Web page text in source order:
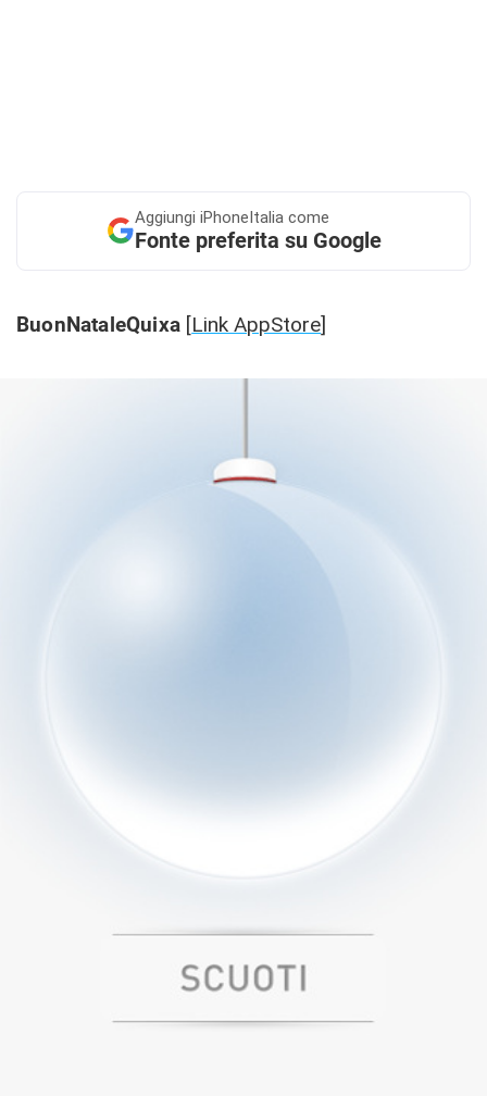
Aggiungi iPhoneItalia come
Fonte preferita su Google
BuonNataleQuixa [Link AppStore]